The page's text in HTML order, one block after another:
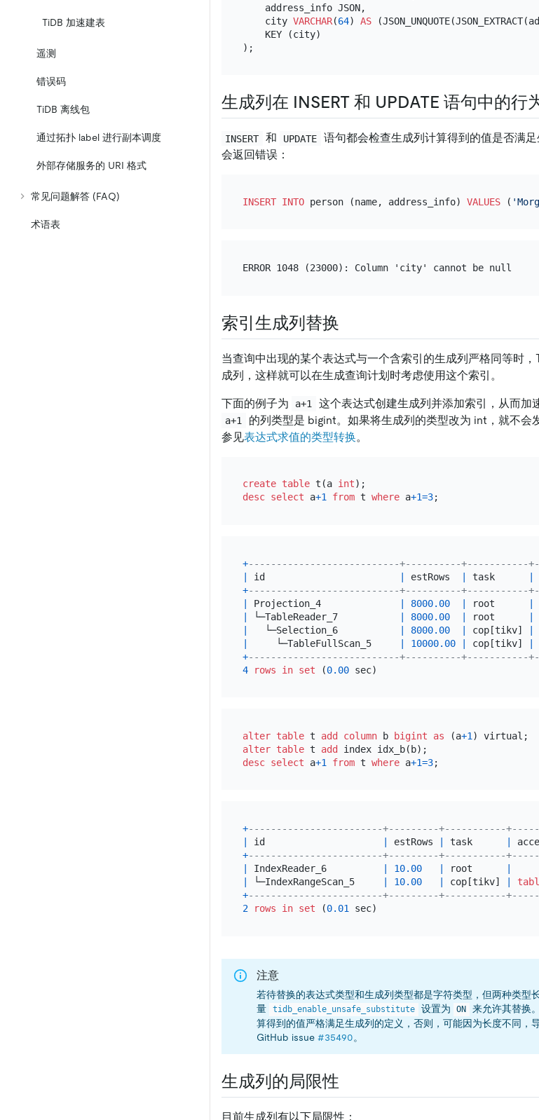
TiDB 加速建表
遥测
错误码
TiDB 离线包
通过拓扑 label 进行副本调度
外部存储服务的 URI 格式
常见问题解答 (FAQ)
术语表
    address_info JSON,
    city
VARCHAR(64) AS
    KEY (city)
生成列在 INSERT 和 UPDATE 语句中的行
INSERT 和 UPDATE
语句都会检查生成列计算得到的值是否满
会返回错误：
INSERT INTO person (name, address_info) VALUES (
索引生成列替换
当查询中出现的某个表达式与一个含索引的生成列严格同等时
成列，这样就可以在生成查询计划时考虑使用这个索引。
下面的例子为 a+1 这个表达式创建生成列并添加索引，从而加
a+1
的列类型是 bigint。如果将生成列的类型改为 int，就不会
参见表达式求值的类型转换。
create table t(a int
desc select a+1 from t where a+1=3
+---------------------------+----------+-----------
id estRows task
+---------------------------+----------+-----------
Projection_4 8000.00 root
└─TableReader_7 8000.00 root
   └─Selection_6
8000.00 cop[tikv]
     └─TableFullScan_5
10000.00 cop[tikv]
+---------------------------+----------+-----------
4
rows in set (0.00
alter table t add column b bigint as (a+1
alter table t add
desc select a+1 from t where a+1=3
+------------------------+---------+-----------
id estRows task
+------------------------+---------+-----------
IndexReader_6 10.00 root
└─IndexRangeScan_5 10.00 cop[tikv]
+------------------------+---------+-----------
2
rows in set (0.01
注意
若待替换的表达式类型和生成列类型都是字符类型，但两种类型
量
tidb_enable_unsafe_substitute 设置为 ON
来允许其替换
算得到的值严格满足生成列的定义，否则，可能因为长度不同，
GitHub issue #35490。
生成列的局限性
目前生成列有以下局限性：